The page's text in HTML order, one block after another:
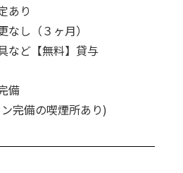
あり
し（３ヶ月）
など【無料】貸与
備
完備の喫煙所あり)